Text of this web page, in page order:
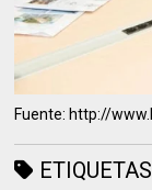
Fuente: http://